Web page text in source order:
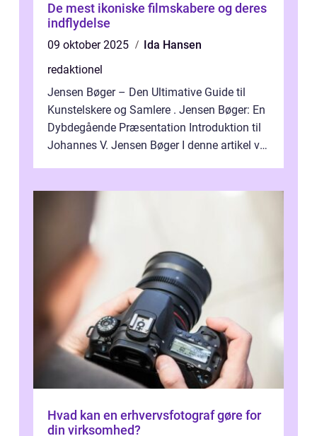
De mest ikoniske filmskabere og deres
indflydelse
09 oktober 2025
Ida Hansen
redaktionel
Jensen Bøger – Den Ultimative Guide til
Kunstelskere og Samlere . Jensen Bøger: En
Dybdegående Præsentation Introduktion til
Johannes V. Jensen Bøger I denne artikel vil
Hvad kan en erhvervsfotograf gøre for
din virksomhed?